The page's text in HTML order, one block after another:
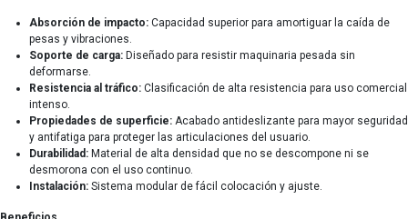
Absorción de impacto: Capacidad superior para amortiguar la caída de
pesas y vibraciones.
Soporte de carga: Diseñado para resistir maquinaria pesada sin
deformarse.
Resistencia al tráfico: Clasificación de alta resistencia para uso comercial
intenso.
Propiedades de superficie: Acabado antideslizante para mayor seguridad
y antifatiga para proteger las articulaciones del usuario.
Durabilidad: Material de alta densidad que no se descompone ni se
desmorona con el uso continuo.
Instalación: Sistema modular de fácil colocación y ajuste.